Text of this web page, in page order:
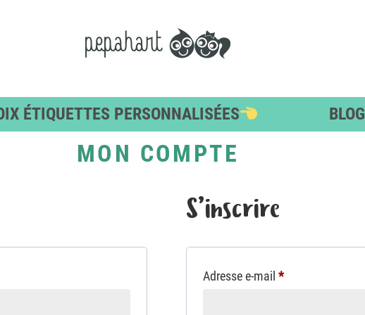
ÉTIQUETTES PERSONNALISÉES BLOG
ÉTIQUETTES
OBJETS
PACKS CHAUSSURES
THERMOCOLLANTES
MON COMPTE
S’inscrire
Adresse e-mail*Obligatoire